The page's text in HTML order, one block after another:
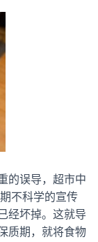
的误导，超市中
不科学的宣传
经坏掉。这就导
质期，就将食物